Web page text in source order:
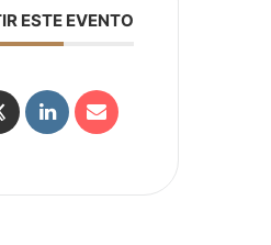
ESTE EVENTO